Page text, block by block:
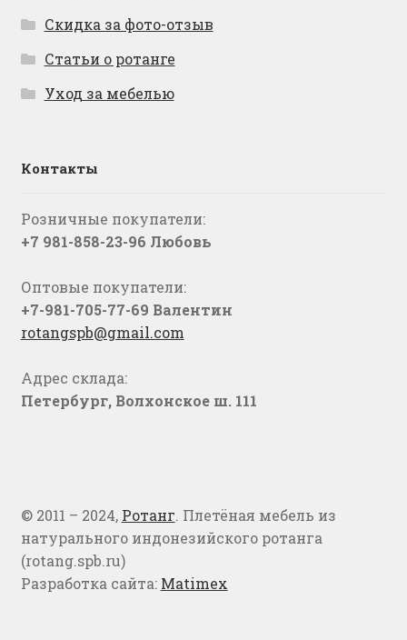
Скидка за фото-отзыв
Статьи о ротанге
Уход за мебелью
Контакты
Розничные покупатели:
+7 981-858-23-96 Любовь
Оптовые покупатели:
+7-981-705-77-69 Валентин
rotangspb@gmail.com
Адрес склада:
Петербург, Волхонское ш. 111
© 2011 – 2024, Ротанг. Плетёная мебель из
натурального индонезийского ротанга
(rotang.spb.ru)
Разработка сайта: Matimex